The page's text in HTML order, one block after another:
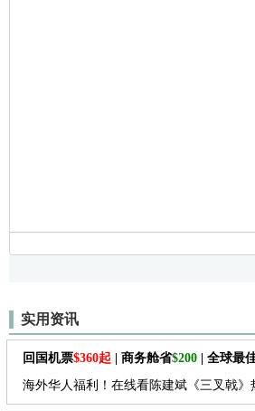
实用资讯
回国机票$360起 | 商务舱省$200 | 全球最
海外华人福利！在线看陈建斌《三叉戟》